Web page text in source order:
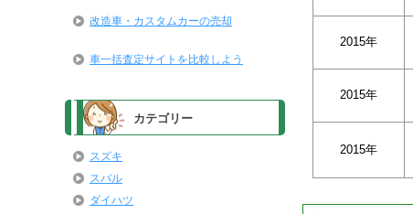
2015年
2015年
2015年
改造車・カスタムカーの売却
車一括査定サイトを比較しよう
カテゴリー
スズキ
スバル
ダイハツ